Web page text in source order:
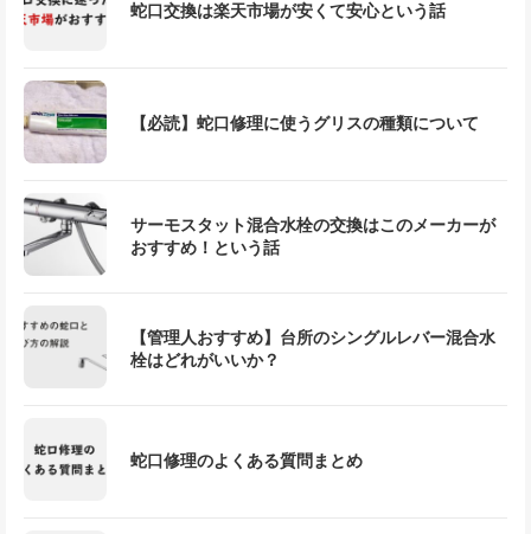
蛇口交換は楽天市場が安くて安心という話
【必読】蛇口修理に使うグリスの種類について
サーモスタット混合水栓の交換はこのメーカーが
おすすめ！という話
【管理人おすすめ】台所のシングルレバー混合水
栓はどれがいいか？
蛇口修理のよくある質問まとめ